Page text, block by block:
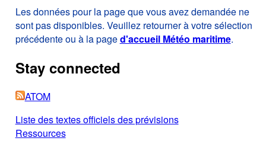
Les données pour la page que vous avez demandée ne
sont pas disponibles. Veuillez retourner à votre sélection
précédente ou à la paged'accueil Météo maritime.
Stay connected
ATOM
Liste des textes officiels des prévisions
Ressources